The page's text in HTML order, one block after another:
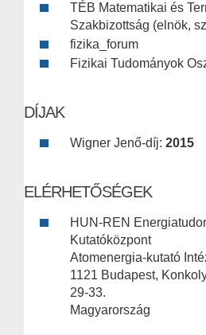
TÉB Matematikai és
Szakbizottság (elnök,
fizika_forum
Fizikai Tudományok
DÍJAK
Wigner Jenő-díj: 2015
ELÉRHETŐSÉGEK
HUN-REN
Kutatóközpont
Atomenergia-kutató
1121 Budapest,
29-33.
Magyarország